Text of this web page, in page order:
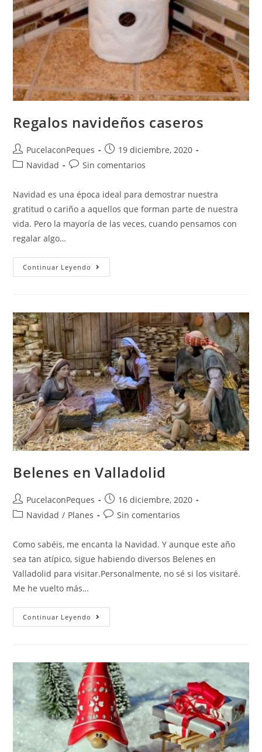
Regalos navideños caseros
PucelaconPeques
19 diciembre, 2020
Navidad
Sin comentarios
Navidad es una época ideal para demostrar nuestra
gratitud o cariño a aquellos que forman parte de nuestra
vida. Pero la mayoría de las veces, cuando pensamos con
regalar algo…
Continuar Leyendo
Belenes en Valladolid
PucelaconPeques
16 diciembre, 2020
Navidad / Planes Sin comentarios
Como sabéis, me encanta la Navidad. Y aunque este año
sea tan atípico, sigue habiendo diversos Belenes en
Valladolid para visitar.Personalmente, no sé si los visitaré.
Me he vuelto más…
Continuar Leyendo